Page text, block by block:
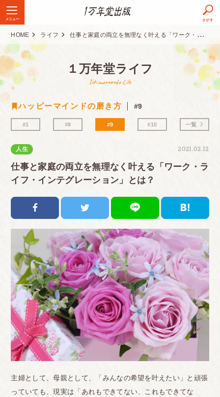
メニュー さがす
HOME ライフ 仕事と家庭の両立を無理なく叶える「ワーク・ライフ・インテグレーション」とは？
１万年堂ライフ
Ichimannendo-Life
ハッピーマインドの磨き方 #9
#1 #8 #9 #10 一覧
2021.02.12
人生
仕事と家庭の両立を無理なく叶える「ワーク・ラ
イフ・インテグレーション」とは？
主婦として、母親として、「みんなの希望を叶えたい」と頑張
っていても、現実は「あれもできてない、これもできてな